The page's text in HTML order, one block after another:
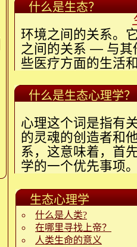
什么是生态？
环境之间的关系。
之间的关系 — 与
些医疗方面的生活
什么是生态心理学？
心理这个词是指有
的灵魂的创造者和
系，这意味着，首
学的一个优先事项
生态心理学
什么是人类?
在哪里寻找上帝？
人类生命的意义